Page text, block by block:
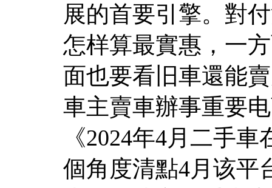
展的首要引擎。對
怎样算最實惠，一
面也要看旧車還能
車主賣車辦事重要
《2024年4月二手
個角度清點4月该平